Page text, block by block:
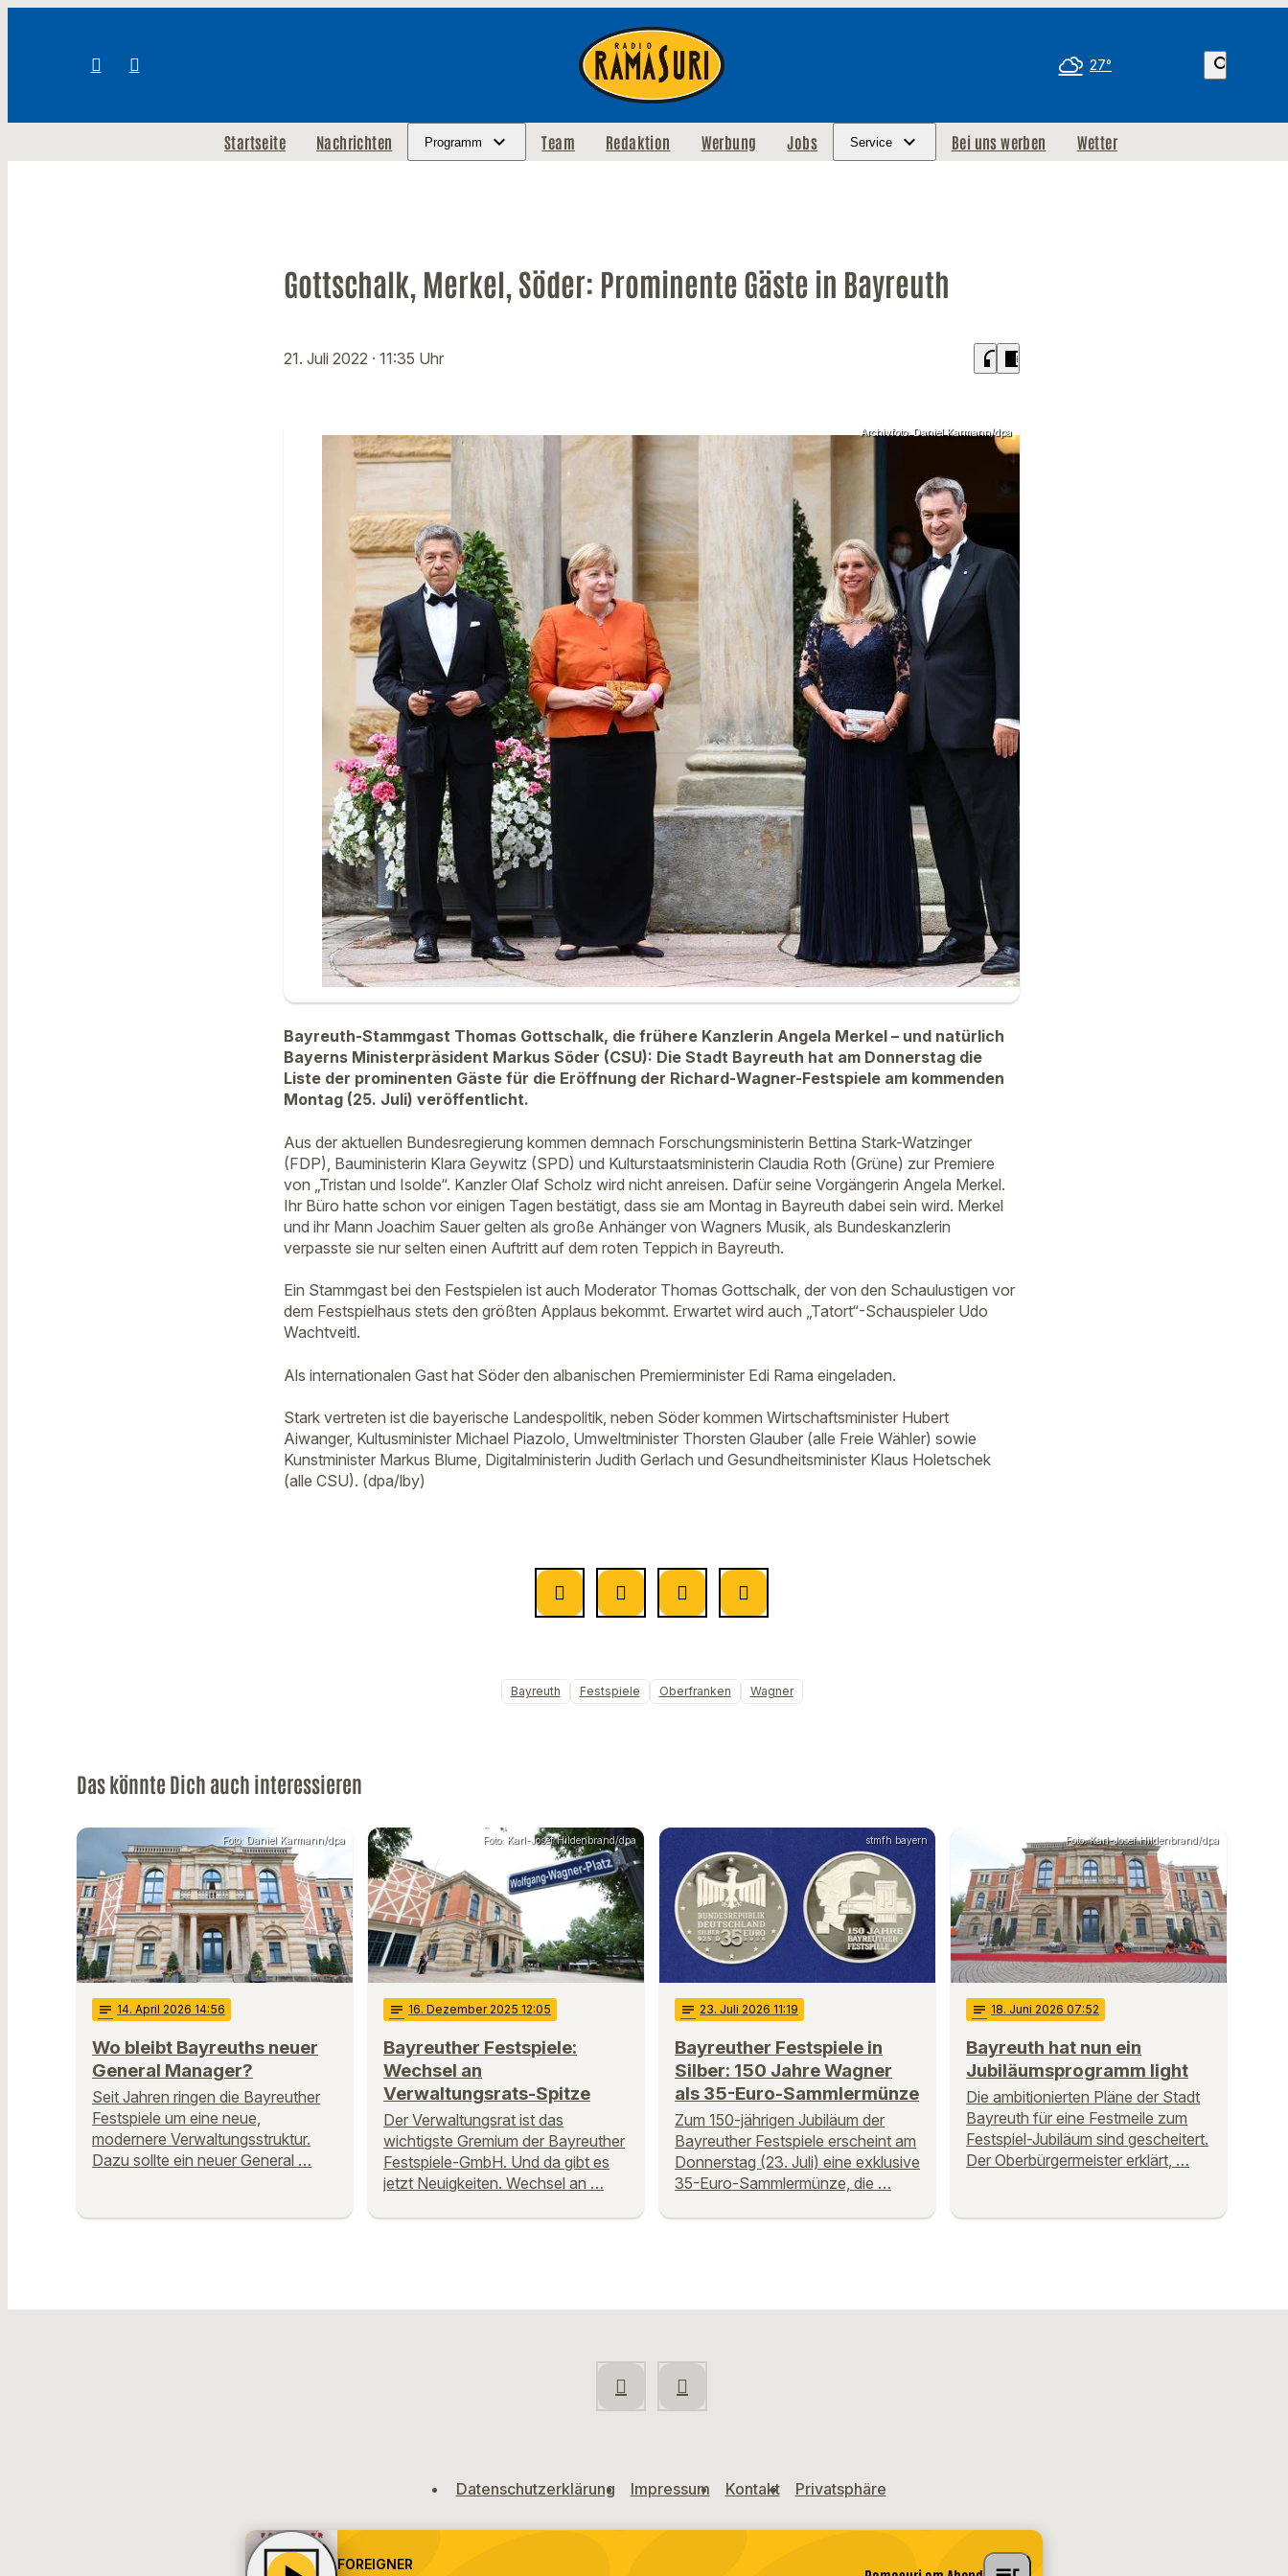
27° search
Startseite Nachrichten Programm Team Redaktion Werbung Jobs Service Bei uns werben Wetter
Gottschalk, Merkel, Söder: Prominente Gäste in Bayreuth
21. Juli 2022 · 11:35 Uhr headphones chrome_reader_mode
Archivfoto: Daniel Karmann/dpa
Bayreuth-Stammgast Thomas Gottschalk, die frühere Kanzlerin Angela Merkel – und natürlich
Bayerns Ministerpräsident Markus Söder (CSU): Die Stadt Bayreuth hat am Donnerstag die
Liste der prominenten Gäste für die Eröffnung der Richard-Wagner-Festspiele am kommenden
Montag (25. Juli) veröffentlicht.
Aus der aktuellen Bundesregierung kommen demnach Forschungsministerin Bettina Stark-Watzinger
(FDP), Bauministerin Klara Geywitz (SPD) und Kulturstaatsministerin Claudia Roth (Grüne) zur Premiere
von „Tristan und Isolde“. Kanzler Olaf Scholz wird nicht anreisen. Dafür seine Vorgängerin Angela Merkel.
Ihr Büro hatte schon vor einigen Tagen bestätigt, dass sie am Montag in Bayreuth dabei sein wird. Merkel
und ihr Mann Joachim Sauer gelten als große Anhänger von Wagners Musik, als Bundeskanzlerin
verpasste sie nur selten einen Auftritt auf dem roten Teppich in Bayreuth.
Ein Stammgast bei den Festspielen ist auch Moderator Thomas Gottschalk, der von den Schaulustigen vor
dem Festspielhaus stets den größten Applaus bekommt. Erwartet wird auch „Tatort“-Schauspieler Udo
Wachtveitl.
Als internationalen Gast hat Söder den albanischen Premierminister Edi Rama eingeladen.
Stark vertreten ist die bayerische Landespolitik, neben Söder kommen Wirtschaftsminister Hubert
Aiwanger, Kultusminister Michael Piazolo, Umweltminister Thorsten Glauber (alle Freie Wähler) sowie
Kunstminister Markus Blume, Digitalministerin Judith Gerlach und Gesundheitsminister Klaus Holetschek
(alle CSU). (dpa/lby)
Bayreuth Festspiele Oberfranken Wagner
Das könnte Dich auch interessieren
Foto: Daniel Karmann/dpa
notes 14. April 2026 14:56
Wo bleibt Bayreuths neuer
General Manager?
Seit Jahren ringen die Bayreuther
Festspiele um eine neue,
modernere Verwaltungsstruktur.
Dazu sollte ein neuer General …
Foto: Karl-Josef Hildenbrand/dpa
notes 16. Dezember 2025 12:05
Bayreuther Festspiele:
Wechsel an
Verwaltungsrats-Spitze
Der Verwaltungsrat ist das
wichtigste Gremium der Bayreuther
Festspiele-GmbH. Und da gibt es
jetzt Neuigkeiten. Wechsel an …
stmfh bayern
notes 23. Juli 2026 11:19
Bayreuther Festspiele in
Silber: 150 Jahre Wagner
als 35-Euro-Sammlermünze
Zum 150-jährigen Jubiläum der
Bayreuther Festspiele erscheint am
Donnerstag (23. Juli) eine exklusive
35-Euro-Sammlermünze, die …
Foto: Karl-Josef Hildenbrand/dpa
notes 18. Juni 2026 07:52
Bayreuth hat nun ein
Jubiläumsprogramm light
Die ambitionierten Pläne der Stadt
Bayreuth für eine Festmeile zum
Festspiel-Jubiläum sind gescheitert.
Der Oberbürgermeister erklärt, …
Datenschutzerklärung Impressum Kontakt Privatsphäre
FOREIGNER